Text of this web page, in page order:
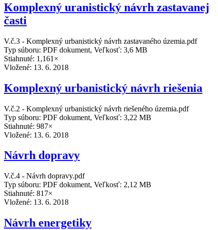
Komplexný uranistický návrh zastavanej
časti
V.č.3 - Komplexný urbanistický návrh zastavaného územia.pdf
Typ súboru: PDF dokument, Veľkosť: 3,6 MB
Stiahnuté: 1,161×
Vložené: 13. 6. 2018
Komplexný urbanistický návrh riešenia
V.č.2 - Komplexný urbanistický návrh riešeného územia.pdf
Typ súboru: PDF dokument, Veľkosť: 3,22 MB
Stiahnuté: 987×
Vložené: 13. 6. 2018
Návrh dopravy
V.č.4 - Návrh dopravy.pdf
Typ súboru: PDF dokument, Veľkosť: 2,12 MB
Stiahnuté: 817×
Vložené: 13. 6. 2018
Návrh energetiky